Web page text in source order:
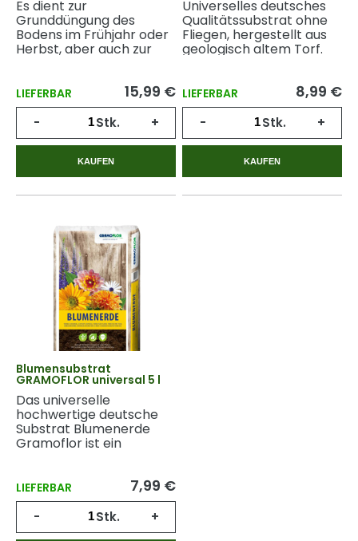
Es dient zur
Grunddüngung des
Bodens im Frühjahr oder
Herbst, aber auch zur
Vegetationszyklus.
LIEFERBAR 15,99 €
- Stk. +
KAUFEN
Universelles deutsches
Qualitätssubstrat ohne
Fliegen, hergestellt aus
geologisch altem Torf.
LIEFERBAR 8,99 €
- Stk. +
KAUFEN
Blumensubstrat
GRAMOFLOR universal 5 l
Das universelle
hochwertige deutsche
Substrat Blumenerde
Gramoflor ist ein
Torf.
LIEFERBAR 7,99 €
- Stk. +